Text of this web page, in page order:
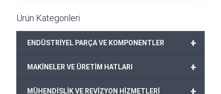
Ürün Kategorileri
+
ENDÜSTRİYEL PARÇA VE KOMPONENTLER
+
MAKİNELER VE ÜRETİM HATLARI
+
MÜHENDİSLİK VE REVİZYON HİZMETLERİ